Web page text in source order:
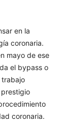
en la
coronaria.
mayo de ese
el bypass o
trabajo
coronaria.